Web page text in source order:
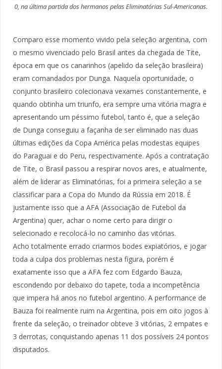
0, na última partida dos hermanos pelas Eliminatórias Sul-Americanas.
Comparo esse momento vivido pela seleção argentina, com
o mesmo vivenciado pelo Brasil antes da chegada de Tite,
época em que os canarinhos (apelido da seleção brasileira)
eram comandados por Dunga. Naquela oportunidade, o
conjunto brasileiro colecionava vexames constantemente, e
quando obtinha um triunfo, era sempre uma vitória magra e
apresentando um péssimo futebol, tanto é, que a seleção
de Dunga conseguiu a façanha de ser eliminado nas duas
últimas edições da Copa América pelas modestas equipes
do Paraguai e do Peru, respectivamente. Após a contratação
de Tite, o Brasil passou a respirar novos ares, e atualmente,
além de liderar as Eliminatórias, foi a primeira seleção a se
classificar para a Copa do Mundo da Rússia em 2018. É
justamente isso que a AFA (Associação de Futebol da
Argentina) quer, achar o nome certo para dirigir o
selecionado e recolocá-lo no caminho das vitórias.
Acho totalmente errado criarmos bodes expiatórios, e jogar
toda a culpa dos problemas nesta figura, porém é
exatamente isso que a AFA fez com Edgardo Bauza,
escondendo por debaixo do tapete, toda a incompetência
que impera há anos no futebol argentino. A performance de
Bauza foi realmente ruim na Argentina, pois em oito jogos à
frente da seleção, o treinador obteve 3 vitórias, 2 empates e
3 derrotas, conquistando apenas 11 dos possíveis 24 pontos
disputados.